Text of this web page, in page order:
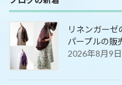
リネンガー
パープルの販
2026年8月9日